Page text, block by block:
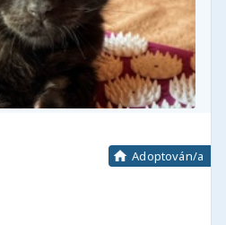
Adoptován/a